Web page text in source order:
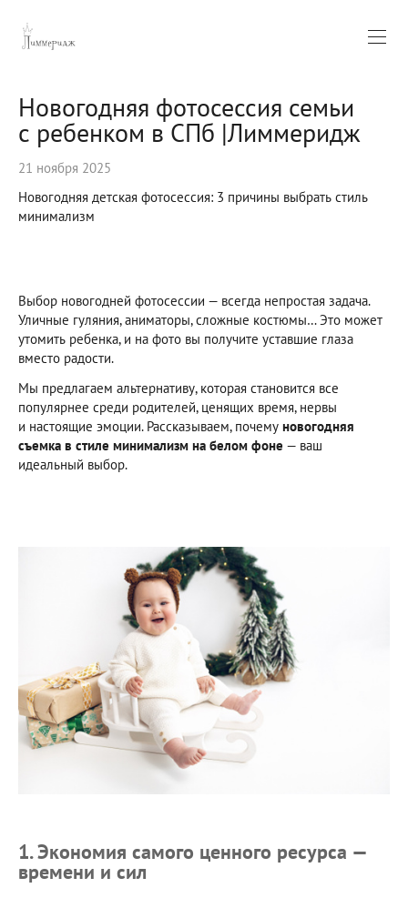
Новогодняя фотосессия семьи
с ребенком в СПб |Лиммеридж
21 ноября 2025
Новогодняя детская фотосессия: 3 причины выбрать стиль
минимализм
Выбор новогодней фотосессии — всегда непростая задача.
Уличные гуляния, аниматоры, сложные костюмы… Это может
утомить ребенка, и на фото вы получите уставшие глаза
вместо радости.
Мы предлагаем альтернативу, которая становится все
популярнее среди родителей, ценящих время, нервы
и настоящие эмоции. Рассказываем, почему новогодняя
съемка в стиле минимализм на белом фоне — ваш
идеальный выбор.
1. Экономия самого ценного ресурса —
времени и сил